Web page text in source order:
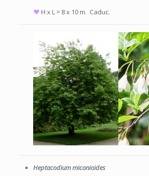
♥ H x L = 8 x 10 m. Caduc.
Heptacodium miconioides